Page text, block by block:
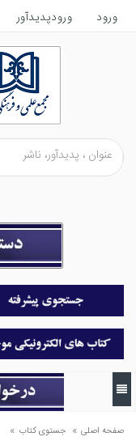
ورود ورودپدیدآور
صفحه اصلی » جستوی کتاب »